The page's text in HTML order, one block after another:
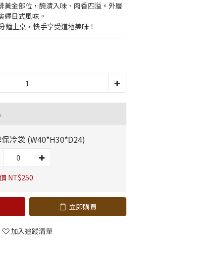
黃金部位，醃漬入味、肉香四溢。外層
繹日式風味。
鐘上桌，快手享受道地美味！
冷袋 (W40*H30*D24)
NT$250
立即購買
加入追蹤清單